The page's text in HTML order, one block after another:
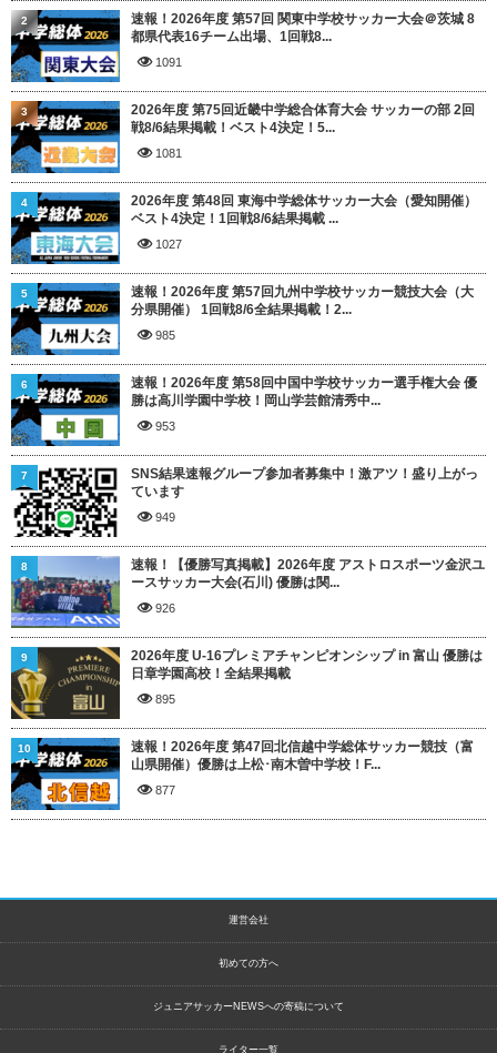
速報！2026年度 第57回 関東中学校サッカー大会＠茨城 8
都県代表16チーム出場、1回戦8...
1091
2
2026年度 第75回近畿中学総合体育大会 サッカーの部 2回
戦8/6結果掲載！ベスト4決定！5...
1081
3
2026年度 第48回 東海中学総体サッカー大会（愛知開催）
ベスト4決定！1回戦8/6結果掲載 ...
1027
4
速報！2026年度 第57回九州中学校サッカー競技大会（大
分県開催） 1回戦8/6全結果掲載！2...
985
5
速報！2026年度 第58回中国中学校サッカー選手権大会 優
勝は高川学園中学校！岡山学芸館清秀中...
953
6
SNS結果速報グループ参加者募集中！激アツ！盛り上がっ
ています
949
7
速報！【優勝写真掲載】2026年度 アストロスポーツ金沢ユ
ースサッカー大会(石川) 優勝は関...
926
8
2026年度 U-16プレミアチャンピオンシップ in 富山 優勝は
日章学園高校！全結果掲載
895
9
速報！2026年度 第47回北信越中学総体サッカー競技（富
山県開催）優勝は上松･南木曽中学校！F...
877
10
運営会社
初めての方へ
ジュニアサッカーNEWSへの寄稿について
ライター一覧